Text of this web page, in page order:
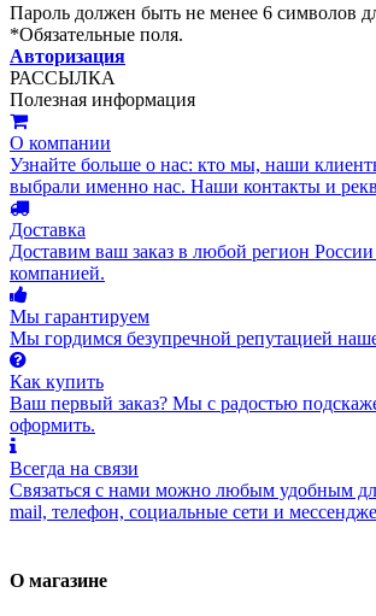
Пароль должен быть не менее 6 символов
*Обязательные поля.
Авторизация
РАССЫЛКА
Полезная информация
О компании
Узнайте больше о нас: кто мы, наши
выбрали именно нас. Наши контакты и
Доставка
Доставим ваш заказ в любой регион
компанией.
Мы гарантируем
Мы гордимся безупречной репутацией
Как купить
Ваш первый заказ? Мы с радостью
оформить.
Всегда на связи
Связаться с нами можно любым удобным
mail, телефон, социальные сети и
О магазине